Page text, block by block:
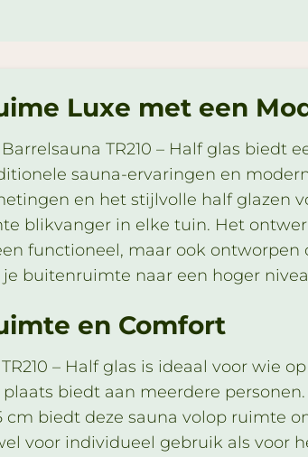
Luxe met een
Barrelsauna TR210 – Half glas biedt
sauna-ervaringen en
en het stijlvolle half glazen
blikvanger in elke tuin. Het
functioneel, maar ook
je buitenruimte naar een hoger
en Comfort
– Half glas is ideaal voor wie
plaats biedt aan meerdere personen.
cm biedt deze sauna volop ruimte
voor individueel gebruik als voor